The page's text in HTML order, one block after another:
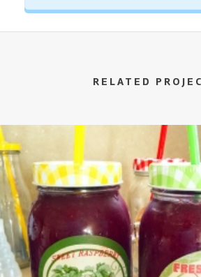
RELATED